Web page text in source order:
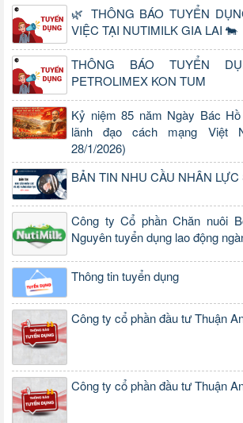
🌿 THÔNG BÁO TUYỂN
VIỆC TẠI NUTIMILK GIA LAI 🐄
THÔNG BÁO TUYỂN
PETROLIMEX KON TUM
Kỷ niệm 85 năm Ngày Bác
lãnh đạo cách mạng Việt
28/1/2026)
BẢN TIN NHU CẦU NHÂN LỰC
Công ty Cổ phần Chăn nuôi
Nguyên tuyển dụng lao động
Thông tin tuyển dụng
Công ty cổ phần đầu tư Thuận
Công ty cổ phần đầu tư Thuận